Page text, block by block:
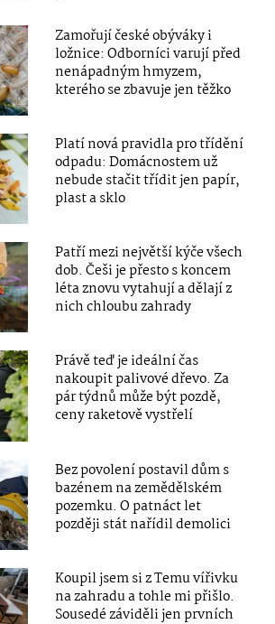
Zamořují české obýváky i
ložnice: Odborníci varují před
nenápadným hmyzem,
kterého se zbavuje jen těžko
Platí nová pravidla pro třídění
odpadu: Domácnostem už
nebude stačit třídit jen papír,
plast a sklo
Patří mezi největší kýče všech
dob. Češi je přesto s koncem
léta znovu vytahují a dělají z
nich chloubu zahrady
Právě teď je ideální čas
nakoupit palivové dřevo. Za
pár týdnů může být pozdě,
ceny raketově vystřelí
Bez povolení postavil dům s
bazénem na zemědělském
pozemku. O patnáct let
později stát nařídil demolici
Koupil jsem si z Temu vířivku
na zahradu a tohle mi přišlo.
Sousedé záviděli jen prvních